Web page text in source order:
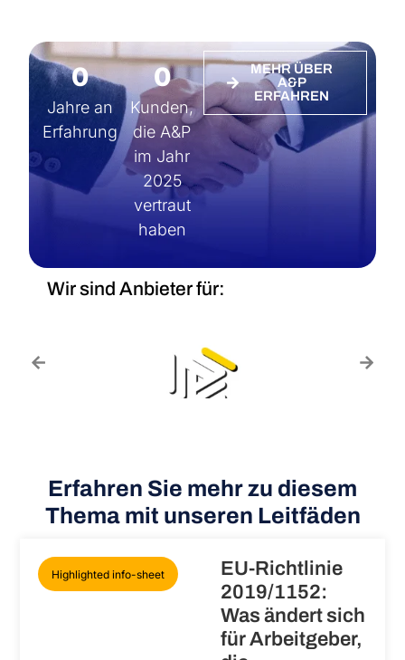
Jahre an
Erfahrung
0
Kunden,
die A&P
im Jahr
2025
vertraut
haben
0
MEHR ÜBER
A&P
ERFAHREN
Wir sind Anbieter für:
Erfahren Sie mehr zu diesem
Thema mit unseren Leitfäden
Highlighted info-sheet
EU-Richtlinie
2019/1152:
Was ändert sich
für Arbeitgeber,